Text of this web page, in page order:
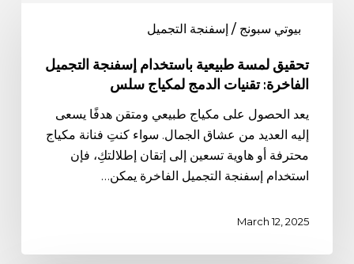
باستخدام
إسفنجة
الفاخرة:
تقنيات
الدمج
لمكياج
بيوتي سبونج / إسفنجة التجميل
تحقيق لمسة طبيعية باستخدام إسفنجة التجميل
الفاخرة: تقنيات الدمج لمكياج سلس
يعد الحصول على مكياج طبيعي ومتقن هدفًا يسعى
إليه العديد من عشاق الجمال. سواء كنتِ فنانة مكياج
محترفة أو هاوية تسعين إلى إتقان إطلالتكِ، فإن
استخدام إسفنجة التجميل الفاخرة يمكن…
March 12, 2025